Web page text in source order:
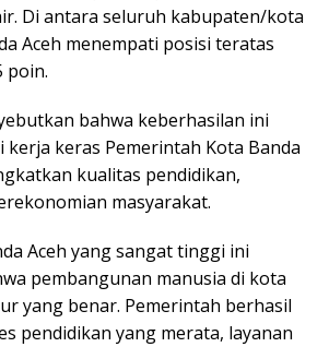
Di antara seluruh kabupaten/kota
Aceh menempati posisi teratas
poin.
bahwa keberhasilan ini
keras Pemerintah Kota Banda
kualitas pendidikan,
masyarakat.
Aceh yang sangat tinggi ini
pembangunan manusia di kota
yang benar. Pemerintah berhasil
pendidikan yang merata, layanan